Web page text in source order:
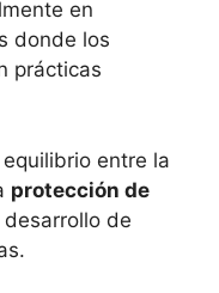
en
donde los
prácticas
entre la
protección de
de